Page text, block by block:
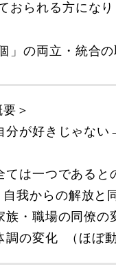
おられる方になり
」の両立・統合
要＞
分が好きじゃな
ては一つであると
自我からの解放と
族・職場の同僚の
調の変化 （ほぼ